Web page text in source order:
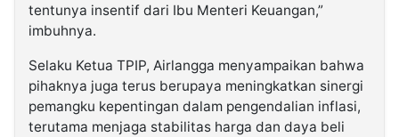
tentunya insentif dari Ibu Menteri Keuangan,”
imbuhnya.
Selaku Ketua TPIP, Airlangga menyampaikan bahwa
pihaknya juga terus berupaya meningkatkan sinergi
pemangku kepentingan dalam pengendalian inflasi,
terutama menjaga stabilitas harga dan daya beli